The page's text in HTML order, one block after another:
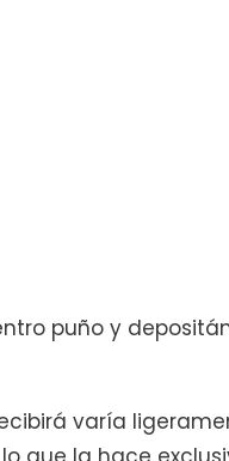
puño y
varía